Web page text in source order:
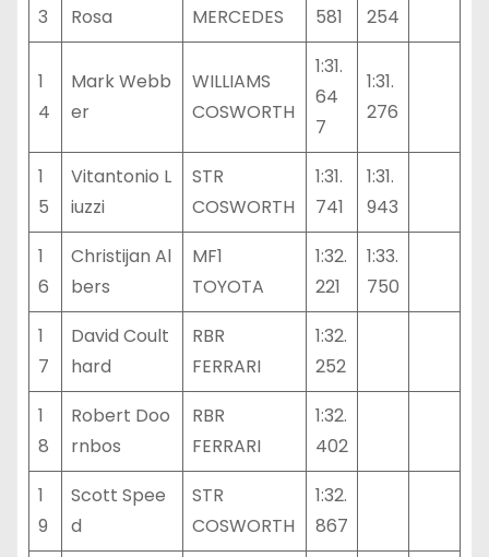
3
Rosa
MERCEDES
581
254
1
4
Mark Webb
er
WILLIAMS
COSWORTH
1:31.
64
7
1:31.
276
1
5
Vitantonio L
iuzzi
STR
COSWORTH
1:31.
741
1:31.
943
1
6
Christijan Al
bers
MF1
TOYOTA
1:32.
221
1:33.
750
1
7
David Coult
hard
RBR
FERRARI
1:32.
252
1
8
Robert Doo
rnbos
RBR
FERRARI
1:32.
402
1
9
Scott Spee
d
STR
COSWORTH
1:32.
867